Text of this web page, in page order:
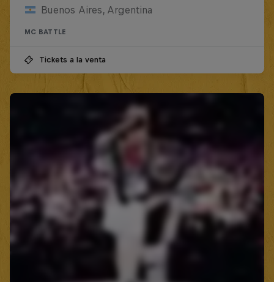
Buenos Aires, Argentina
MC BATTLE
Tickets a la venta